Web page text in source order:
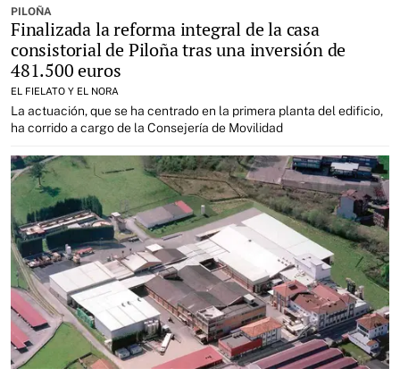
PILOÑA
Finalizada la reforma integral de la casa
consistorial de Piloña tras una inversión de
481.500 euros
EL FIELATO Y EL NORA
La actuación, que se ha centrado en la primera planta del edificio,
ha corrido a cargo de la Consejería de Movilidad